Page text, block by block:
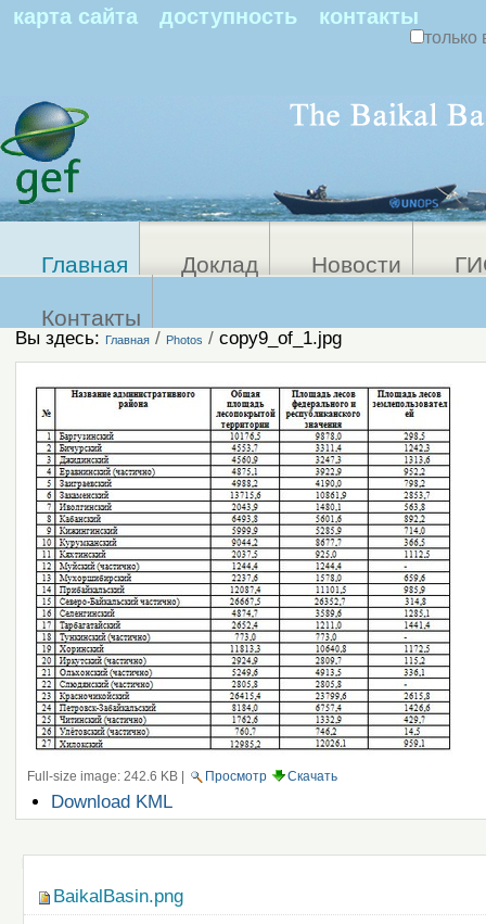
карта сайта доступность контакты
только
Главная Доклад Новости
Контакты
Вы здесь: Главная / Photos / copy9_of_1.jpg
Full-size image: 242.6 KB| Просмотр Скачать
Операции
с
Download KML
BaikalBasin.png